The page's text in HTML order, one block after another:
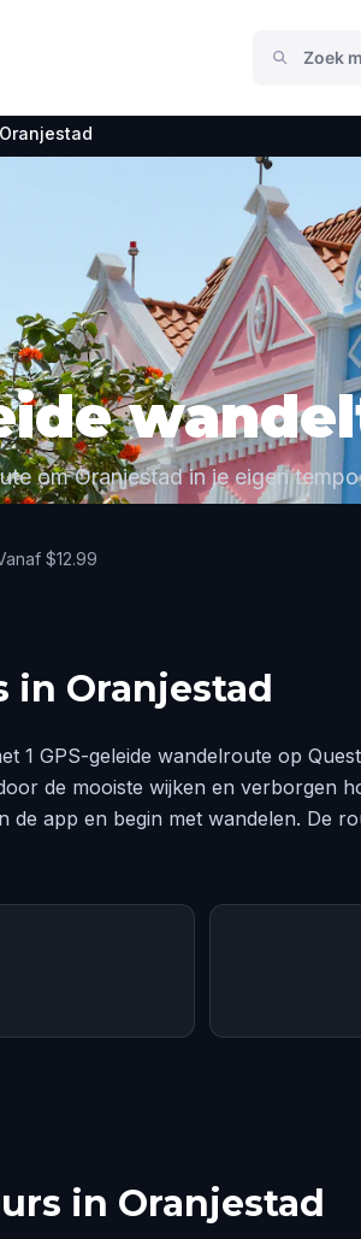
Oranjestad
om Oranjestad in je eigen
$12.99
in Oranjestad
1 GPS-geleide wandelroute op
de mooiste wijken en verborgen
de app en begin met wandelen. De
in Oranjestad